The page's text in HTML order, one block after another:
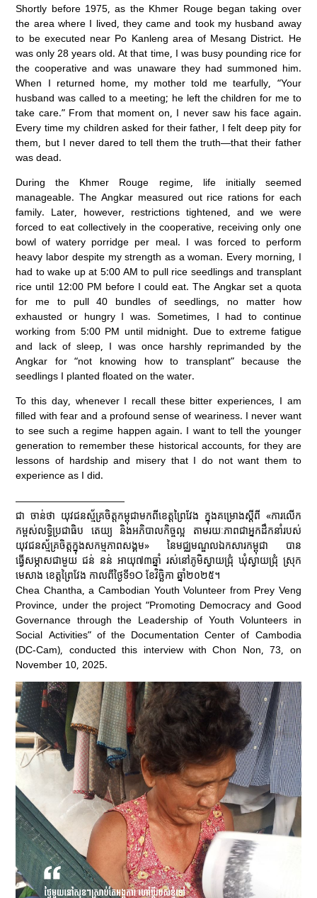
Shortly before 1975, as the Khmer Rouge began taking over
the area where I lived, they came and took my husband away
to be executed near Po Kanleng area of Mesang District. He
was only 28 years old. At that time, I was busy pounding rice for
the cooperative and was unaware they had summoned him.
When I returned home, my mother told me tearfully, “Your
husband was called to a meeting; he left the children for me to
take care.” From that moment on, I never saw his face again.
Every time my children asked for their father, I felt deep pity for
them, but I never dared to tell them the truth—that their father
was dead.
During the Khmer Rouge regime, life initially seemed
manageable. The Angkar measured out rice rations for each
family. Later, however, restrictions tightened, and we were
forced to eat collectively in the cooperative, receiving only one
bowl of watery porridge per meal. I was forced to perform
heavy labor despite my strength as a woman. Every morning, I
had to wake up at 5:00 AM to pull rice seedlings and transplant
rice until 12:00 PM before I could eat. The Angkar set a quota
for me to pull 40 bundles of seedlings, no matter how
exhausted or hungry I was. Sometimes, I had to continue
working from 5:00 PM until midnight. Due to extreme fatigue
and lack of sleep, I was once harshly reprimanded by the
Angkar for “not knowing how to transplant” because the
seedlings I planted floated on the water.
To this day, whenever I recall these bitter experiences, I am
filled with fear and a profound sense of weariness. I never want
to see such a regime happen again. I want to tell the younger
generation to remember these historical accounts, for they are
lessons of hardship and misery that I do not want them to
experience as I did.
———————————
ជា ចាន់ថា យុវជនស្ម័គ្រចិត្តកម្ពុជាមកពីខេត្តព្រៃវែង ក្នុងគម្រោងស្តីពី «ការលើក
កម្ពស់លទ្ធិប្រជាធិប តេយ្យ និងអភិបាលកិច្ចល្អ តាមរយៈភាពជាអ្នកដឹកនាំរបស់
យុវជនស្ម័គ្រចិត្តក្នុងសកម្មភាពសង្គម» នៃមជ្ឈមណ្ឌលឯកសារកម្ពុជា បាន
ធ្វើសម្ភាសជាមួយ ជន់ នន់ អាយុ៧៣ឆ្នាំ រស់នៅភូមិស្វាយជ្រុំ ឃុំស្វាយជ្រុំ ស្រុក
មេសាង ខេត្តព្រៃវែង កាលពីថ្ងៃទី១O ខែវិច្ឆិកា ឆ្នាំ២០២៥។
Chea Chantha, a Cambodian Youth Volunteer from Prey Veng
Province, under the project “Promoting Democracy and Good
Governance through the Leadership of Youth Volunteers in
Social Activities” of the Documentation Center of Cambodia
(DC-Cam), conducted this interview with Chon Non, 73, on
November 10, 2025.